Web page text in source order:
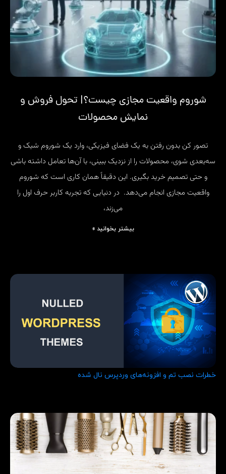
شوروم واقعیت مجازی چیست؟| تحول فروش و
نمایش محصولات
تصور کن بدون رفتن به یک فضای فیزیکی، وارد یک شوروم شیک و
سه‌بعدی شوی، محصولات را از نزدیک ببینی، با آن‌ها تعامل داشته باشی
و حتی تصمیم خرید بگیری. این دقیقاً همان کاری است که شوروم
واقعیت مجازی انجام می‌دهد. در دنیایی که تجربه کاربر حرف اول را
می‌زند،
بیشتر بخوانید »
خطرات نصب تم و افزونه‌های وردپرس نال شده